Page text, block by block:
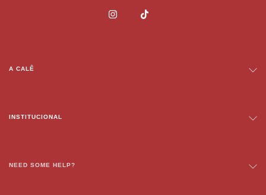
A CALÊ
INSTITUCIONAL
NEED SOME HELP?